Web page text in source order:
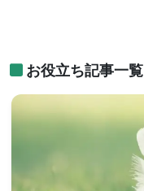
お役立ち記事一覧